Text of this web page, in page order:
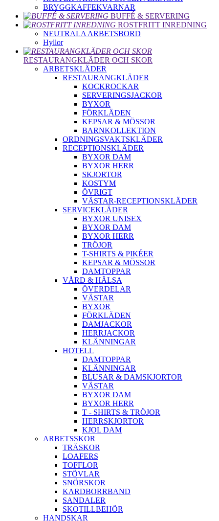
BRYGGKAFFEKVARNAR
BUFFÉ & SERVERING
ROSTFRITT INREDNING
NEUTRALA ARBETSBORD
Hyllor
RESTAURANGKLÄDER OCH SKOR
ARBETSKLÄDER
RESTAURANGKLÄDER
KOCKROCKAR
SERVERINGSJACKOR
BYXOR
FÖRKLÄDEN
KEPSAR & MÖSSOR
BARNKOLLEKTION
ORDNINGSVAKTSKLÄDER
RECEPTIONSKLÄDER
BYXOR DAM
BYXOR HERR
SKJORTOR
KOSTYM
ÖVRIGT
VÄSTAR-RECEPTIONSKLÄDER
SERVICEKLÄDER
BYXOR UNISEX
BYXOR DAM
BYXOR HERR
TRÖJOR
T-SHIRTS & PIKÉER
KEPSAR & MÖSSOR
DAMTOPPAR
VÅRD & HÄLSA
ÖVERDELAR
VÄSTAR
BYXOR
FÖRKLÄDEN
DAMJACKOR
HERRJACKOR
KLÄNNINGAR
HOTELL
DAMTOPPAR
KLÄNNINGAR
BLUSAR & DAMSKJORTOR
VÄSTAR
BYXOR DAM
BYXOR HERR
T - SHIRTS & TRÖJOR
HERRSKJORTOR
KJOL DAM
ARBETSSKOR
TRÄSKOR
LOAFERS
TOFFLOR
STÖVLAR
SNÖRSKOR
KARDBORRBAND
SANDALER
SKOTILLBEHÖR
HANDSKAR